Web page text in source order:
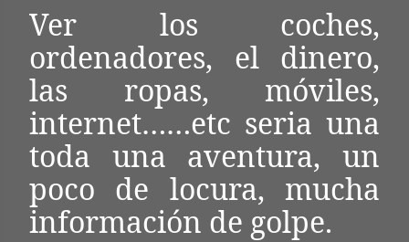
Ver los coches,
ordenadores, el dinero,
las ropas, móviles,
internet……etc seria una
toda una aventura, un
poco de locura, mucha
información de golpe.